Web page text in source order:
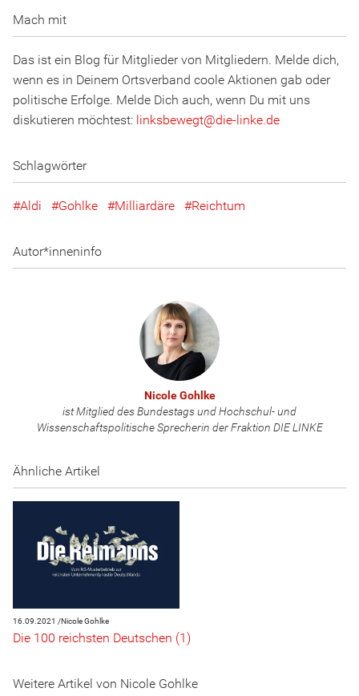
Mach mit
Das ist ein Blog für Mitglieder von Mitgliedern. Melde dich,
wenn es in Deinem Ortsverband coole Aktionen gab oder
politische Erfolge. Melde Dich auch, wenn Du mit uns
diskutieren möchtest: linksbewegt@die-l inke.de
Schlagwörter
Aldi Gohlke Milliardäre Reichtum
Autor*inneninfo
Nicole Gohlke
ist Mitglied des Bundestags und Hochschul- und
Wissenschaftspolitische Sprecherin der Fraktion DIE LINKE
Ähnliche Artikel
16.09.2021 /Nicole Gohlke
Die 100 reichsten Deutschen (1)
Weitere Artikel von Nicole Gohlke